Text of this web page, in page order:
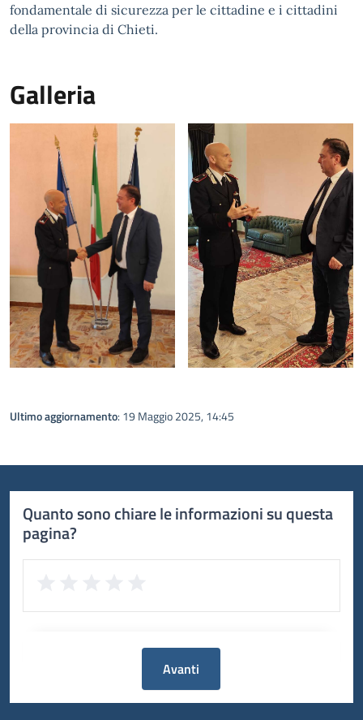
fondamentale di sicurezza per le cittadine e i cittadini
della provincia di Chieti.
Galleria
Ultimo aggiornamento: 19 Maggio 2025, 14:45
Quanto sono chiare le informazioni su questa
pagina?
Avanti